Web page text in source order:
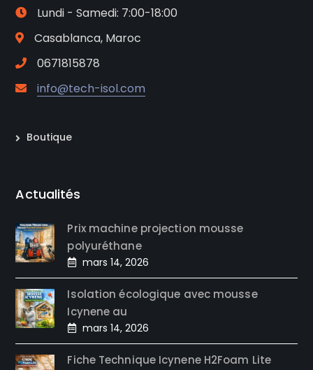
Lundi - Samedi: 7:00-18:00
Casablanca, Maroc
0671815878
info@tech-isol.com
Boutique
Actualités
Prix machine projection mousse
polyuréthane
mars 14, 2026
Isolation écologique avec mousse
Icynene au
mars 14, 2026
Fiche Technique Icynene H2Foam Lite